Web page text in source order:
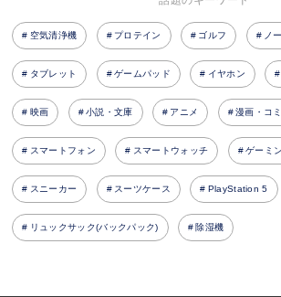
空気清浄機 プロテイン ゴルフ ノ
タブレット ゲームパッド イヤホン
映画 小説・文庫 アニメ 漫画・コ
スマートフォン スマートウォッチ ゲーミ
スニーカー スーツケース PlayStation 5
リュックサック(バックパック) 除湿機